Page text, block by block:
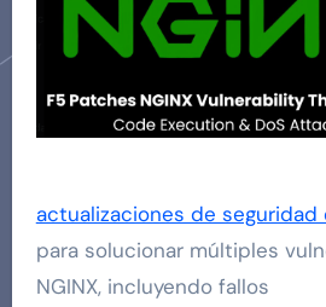
actualizaciones de seguridad
para solucionar múltiples
NGINX, incluyendo fallos